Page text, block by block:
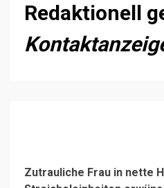
Redaktionell
Zutrauliche Frau in nette